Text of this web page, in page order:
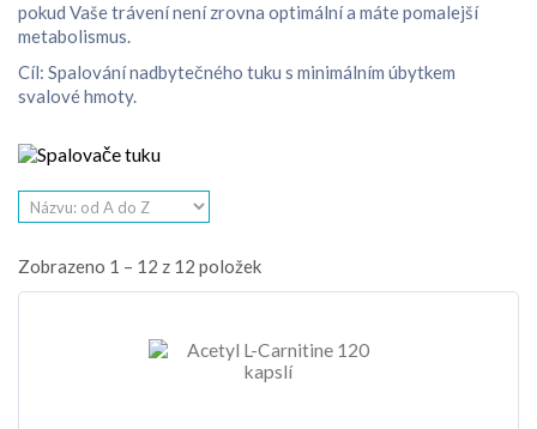
pokud Vaše trávení není zrovna optimální a máte pomalejší
metabolismus.
Cíl: Spalování nadbytečného tuku s minimálním úbytkem
svalové hmoty.
Zobrazeno 1 – 12 z 12 položek